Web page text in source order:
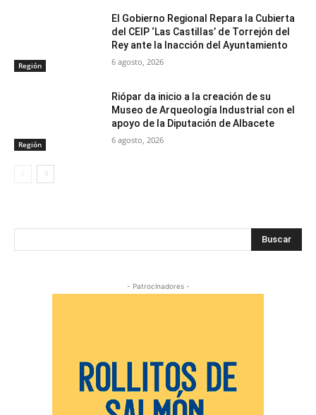
Región
El Gobierno Regional Repara la Cubierta
del CEIP ‘Las Castillas’ de Torrejón del
Rey ante la Inacción del Ayuntamiento
6 agosto, 2026
Región
Riópar da inicio a la creación de su
Museo de Arqueología Industrial con el
apoyo de la Diputación de Albacete
6 agosto, 2026
Buscar
- Patrocinadores -